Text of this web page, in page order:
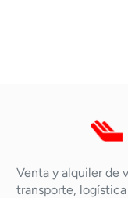
Venta y alquiler de
transporte,